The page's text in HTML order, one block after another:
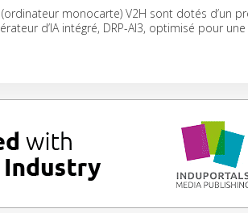
monocarte) V2H sont dotés d’un
d’IA intégré, DRP-AI3, optimisé pour